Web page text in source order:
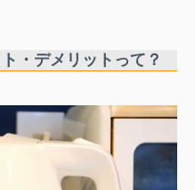
・デメリットって？